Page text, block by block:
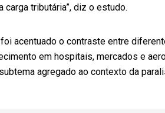
tributária”, diz o estudo.
acentuado o contraste entre
em hospitais, mercados e
agregado ao contexto da